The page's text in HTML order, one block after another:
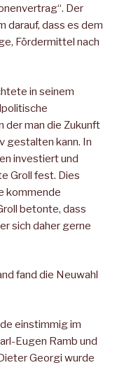
Der
darauf, dass es dem
Fördermittel nach
in seinem
der man die Zukunft
gestalten kann. In
investiert und
Groll fest. Dies
kommende
betonte, dass
sich daher gerne
fand die Neuwahl
einstimmig im
Eugen Ramb und
Georgi wurde